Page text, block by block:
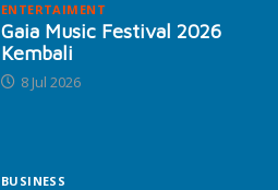
ENTERTAIMENT
Gaia Music Festival 2026
Kembali
8 Jul 2026
BUSINESS